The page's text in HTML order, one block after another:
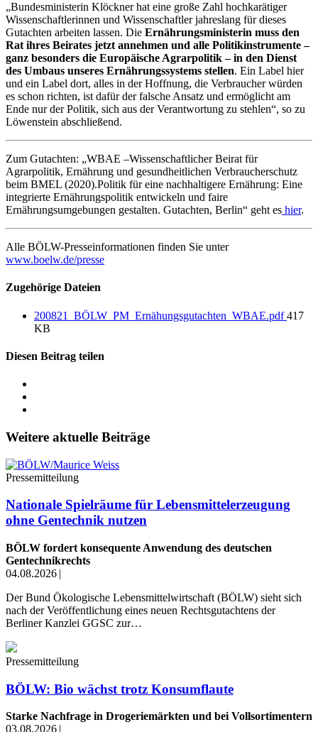
„Bundesministerin Klöckner hat eine große Zahl hochkarätiger
Wissenschaftlerinnen und Wissenschaftler jahreslang für dieses
Gutachten arbeiten lassen. Die Ernährungsministerin muss den
Rat ihres Beirates jetzt annehmen und alle Politikinstrumente –
ganz besonders die Europäische Agrarpolitik – in den Dienst
des Umbaus unseres Ernährungssystems stellen. Ein Label hier
und ein Label dort, alles in der Hoffnung, die Verbraucher würden
es schon richten, ist dafür der falsche Ansatz und ermöglicht am
Ende nur der Politik, sich aus der Verantwortung zu stehlen“, so zu
Löwenstein abschließend.
Zum Gutachten: „WBAE –Wissenschaftlicher Beirat für
Agrarpolitik, Ernährung und gesundheitlichen Verbraucherschutz
beim BMEL (2020).Politik für eine nachhaltigere Ernährung: Eine
integrierte Ernährungspolitik entwickeln und faire
Ernährungsumgebungen gestalten. Gutachten, Berlin“ geht es hier.
Alle BÖLW-Presseinformationen finden Sie unter
www.boelw.de/presse
Zugehörige Dateien
200821_BÖLW_PM_Ernähungsgutachten_WBAE.pdf417
KB
Diesen Beitrag teilen
Weitere aktuelle Beiträge
Pressemitteilung
Nationale Spielräume für Lebensmittelerzeugung
ohne Gentechnik nutzen
BÖLW fordert konsequente Anwendung des deutschen
Gentechnikrechts
04.08.2026 |
Der Bund Ökologische Lebensmittelwirtschaft (BÖLW) sieht sich
nach der Veröffentlichung eines neuen Rechtsgutachtens der
Berliner Kanzlei GGSC zur…
Pressemitteilung
BÖLW: Bio wächst trotz Konsumflaute
Starke Nachfrage in Drogeriemärkten und bei Vollsortimentern
03.08.2026 |